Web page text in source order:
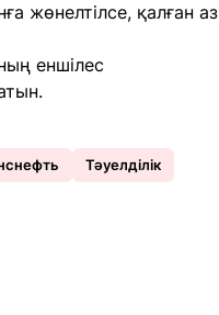
жөнелтілсе, қалған аз
еншілес
Тәуелділік